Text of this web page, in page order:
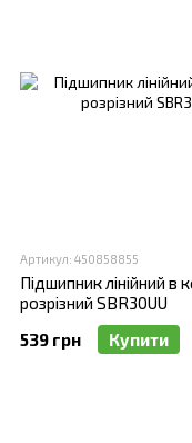
Артикул: 450858855
Підшипник лінійний в
розрізний SBR30UU
539 грн
Купити